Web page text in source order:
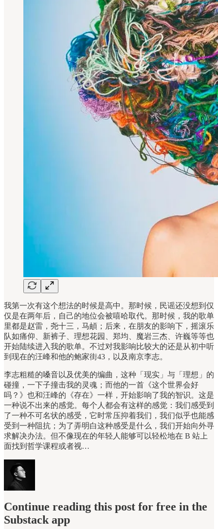
我第一次有这个想法的时候是高中。那时候，民谣还没想到仅
仅是在两年后，自己的地位会被嘻哈取代。那时候，我的歌单
里都是赵雷，尧十三，马頔；后来，在朋友的影响下，摇滚乐
队如痛仰、新裤子、理想花园、郑均、魔岩三杰、许巍等等也
开始陆续进入我的歌单。不过对我影响比较大的还是从初中听
到现在的汪峰和他的鲍家街43，以及南京李志。
李志粗糙的嗓音以及优美的编曲，这种「现实」与「理想」的
碰撞，一下子撞击我的灵魂；而他的一首《这个世界会好
吗？》也和汪峰的《存在》一样，开始影响了我的智识。这是
一种说不出来的感觉。每个人都会有这样的感觉：我们感受到
了一种不可名状的感受，它时常压抑着我们，我们似乎也能感
受到一种阻抗；为了弄明白这种感受是什么，我们开始向外寻
求解决办法。但不像现在的年轻人能够可以轻松地在 B 站上
面找到哲学课程或者视…
Continue reading this post for free in the
Substack app